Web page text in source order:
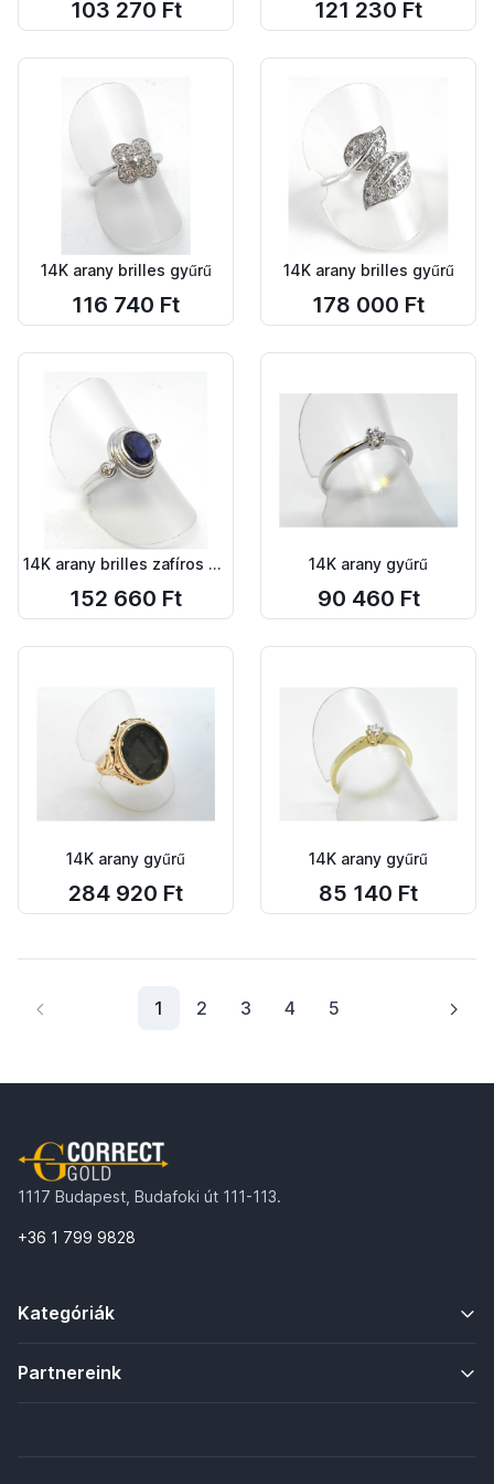
103 270 Ft 121 230 Ft
14K arany brilles gyűrű
116 740 Ft
14K arany brilles gyűrű
178 000 Ft
14K arany brilles zafíros gyűrű
152 660 Ft
14K arany gyűrű
90 460 Ft
14K arany gyűrű
284 920 Ft
14K arany gyűrű
85 140 Ft
1 2 3 4 5
1117 Budapest, Budafoki út 111-113.
+36 1 799 9828
Kategóriák
Partnereink